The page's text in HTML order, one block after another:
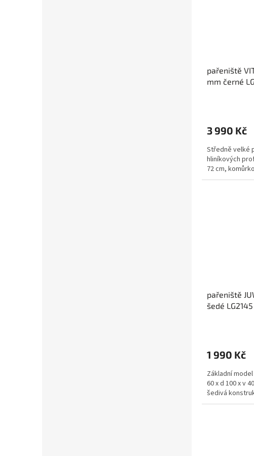
pařeniště
mm černé
3 990 Kč
Středně velké
hliníkových
72 cm,
pařeniště
šedé LG2145
1 990 Kč
Základní
60 x d 100 x v
šedivá